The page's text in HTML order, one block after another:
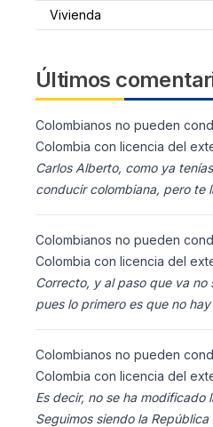
Vivienda
Últimos
Colombianos no pueden
Colombia con licencia del
Carlos Alberto, como ya
conducir colombiana, pero te
Colombia (s
Colombianos no pueden
Colombia con licencia del
Correcto, y al paso que va no
pues lo primero es que no
ciudadanos n
Colombianos no pueden
Colombia con licencia del
Es decir, no se ha modificado
Seguimos siendo la República